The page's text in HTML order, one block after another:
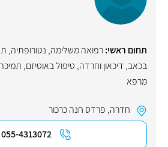
תחום ראשי:רפואה משלימה, נטורופתיה,
בכאב, דיכאון וחרדה, טיפול באוטיזם, תמיכה
מרפא
חדרה, פרדס חנה כרכור
055-4313072